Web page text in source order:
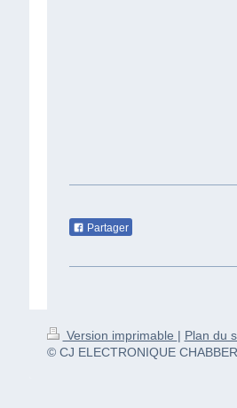
Partager
Version imprimable | Plan du
© CJ ELECTRONIQUE